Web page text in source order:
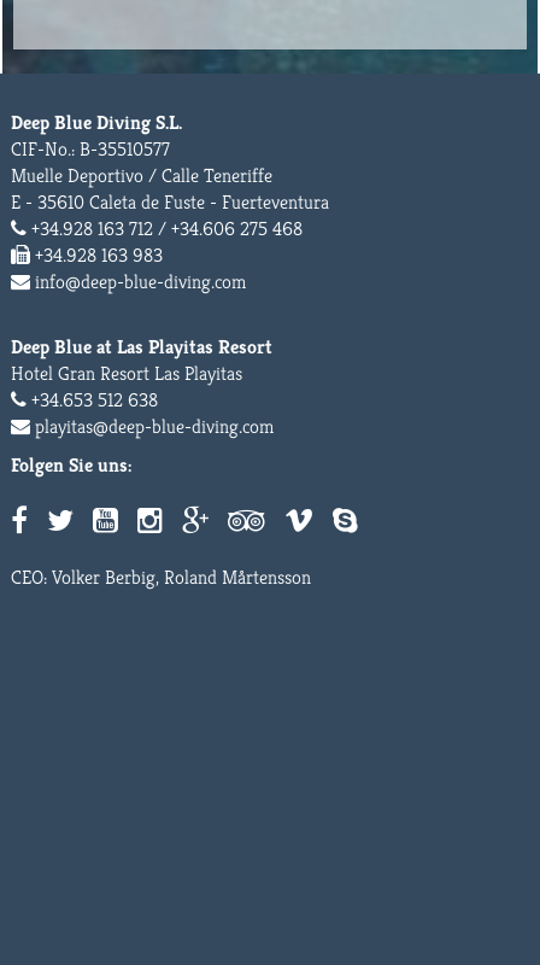
Deep Blue Diving S.L.
CIF-No.: B-35510577
Muelle Deportivo / Calle Teneriffe
E - 35610 Caleta de Fuste - Fuerteventura
+34.928 163 712 / +34.606 275 468
+34.928 163 983
info@deep-blue-diving.com
Deep Blue at Las Playitas Resort
Hotel Gran Resort Las Playitas
+34.653 512 638
playitas@deep-blue-diving.com
Folgen Sie uns:
CEO: Volker Berbig, Roland Mårtensson